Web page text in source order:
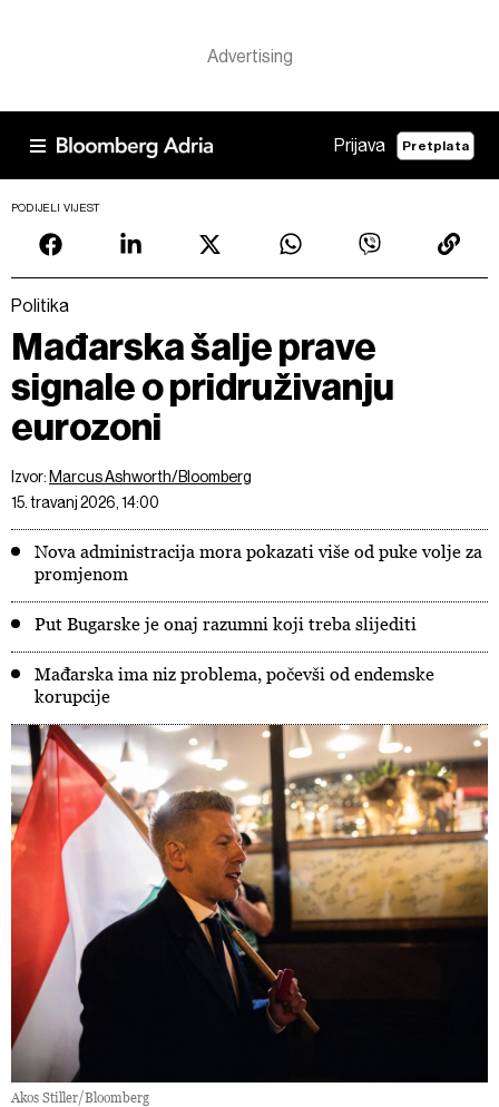
Prijava Pretplata
PODIJELI VIJEST
Politika
Mađarska šalje prave
signale o pridruživanju
eurozoni
Izvor: Marcus Ashworth/Bloomberg
15. travanj 2026, 14:00
Nova administracija mora pokazati više od puke volje za
promjenom
Put Bugarske je onaj razumni koji treba slijediti
Mađarska ima niz problema, počevši od endemske
korupcije
Akos Stiller/Bloomberg